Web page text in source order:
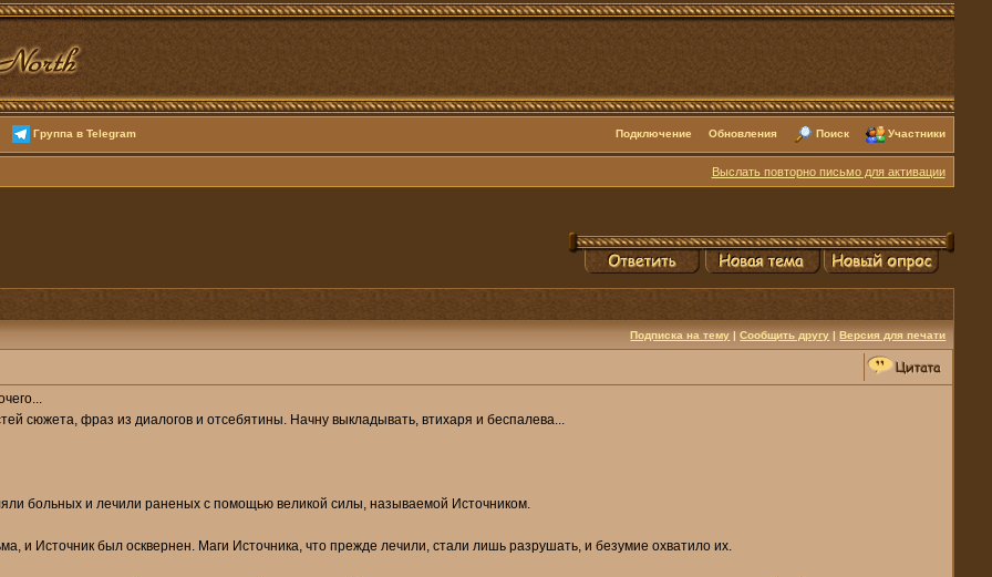
Группа в Telegram Подключение Обновления Поиск Участники
Выслать повторно письмо для активации
Подписка на тему |Сообщить другу |Версия для печати
сюжета, фраз из диалогов и отсебятины. Начну выкладывать, втихаря и беспалева...
больных и лечили раненых с помощью великой силы, называемой Источником.
и Источник был осквернен. Маги Источника, что прежде лечили, стали лишь разрушать, и безумие охватило их.